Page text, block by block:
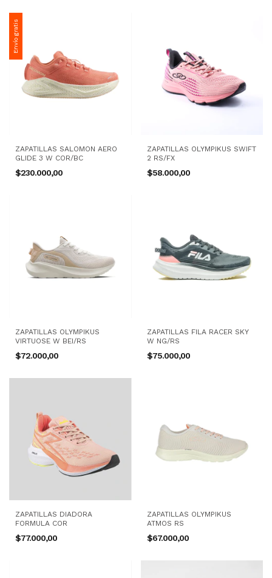
Envío gratis
ZAPATILLAS SALOMON AERO
GLIDE 3 W COR/BC
$230.000,00
ZAPATILLAS OLYMPIKUS SWIFT
2 RS/FX
$58.000,00
ZAPATILLAS OLYMPIKUS
VIRTUOSE W BEI/RS
$72.000,00
ZAPATILLAS FILA RACER SKY
W NG/RS
$75.000,00
ZAPATILLAS DIADORA
FORMULA COR
$77.000,00
ZAPATILLAS OLYMPIKUS
ATMOS RS
$67.000,00